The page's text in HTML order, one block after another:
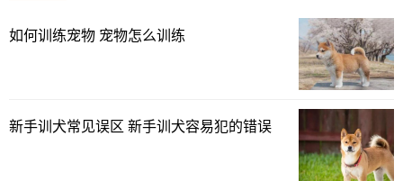
到角落里啃咬东西，立即将它弄出来轻拍它几下，同时训斥
它，最重要的是训斥兔子过后冷落兔子一段时间，让兔子清
晰的认识到它的错误。忌刚刚训斥完兔子就对它又摸又抱又
亲的，这样兔子会搞不清你的情绪，分不清你到底是在生气
还是在和它玩，它也不会认识到自己的行为不当，下次依然
犯错。注意：宠物兔犯错时，宠主一定要爪现行。如果兔子
已经犯错，而你没有及时发现，过后你知道了再去惩罚兔子
如何训练宠物 宠物怎么训练
新手训犬常见误区 新手训犬容易犯的错误